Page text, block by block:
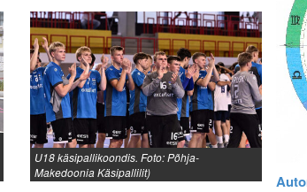
U18 käsipallikoondis. Foto: Põhja-
Makedoonia Käsipallilit)